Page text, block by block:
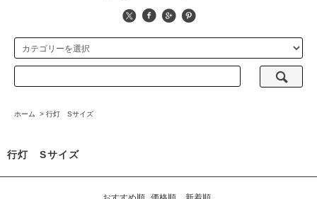
ホーム > 行灯 Sサイズ
行灯 Sサイズ